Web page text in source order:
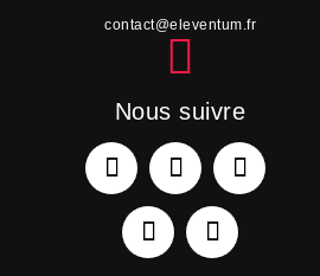
contact@eleventum.fr

Nous suivre